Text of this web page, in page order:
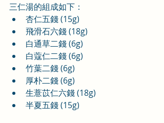
三仁湯的組成如下：
杏仁五錢 (15g)
飛滑石六錢 (18g)
白通草二錢 (6g)
白蔻仁二錢 (6g)
竹葉二錢 (6g)
厚朴二錢 (6g)
生薏苡仁六錢 (18g)
半夏五錢 (15g)